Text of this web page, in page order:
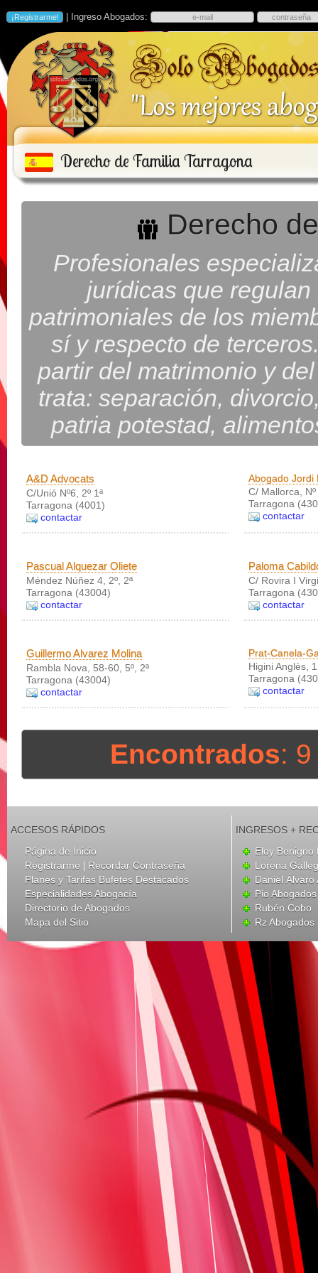
| Ingreso Abogados:
Derecho de Familia Tarragona
Derecho
Profesionales
jurídicas que
patrimoniales de los
sí y respecto de
partir del matrimonio y
trata: separación,
patria potestad,
A&D Advocats
C/Unió Nº6, 2º 1ª
Tarragona (4001)
contactar
Abogado Jordi
C/ Mallorca,
Tarragona
contactar
Pascual Alquezar Oliete
Méndez Núñez 4, 2º, 2ª
Tarragona (43004)
contactar
Paloma
C/ Rovira I
Tarragona
contactar
Guillermo Alvarez Molina
Rambla Nova, 58-60, 5º, 2ª
Tarragona (43004)
contactar
Prat-Canela-
Higini Anglès,
Tarragona
contactar
Encontrados:
ACCESOS RÁPIDOS
Página de Inicio
Registrarme | Recordar Contraseña
Planes y Tarifas Bufetes Destacados
Especialidades Abogacía
Directorio de Abogados
Mapa del Sitio
INGRESOS +
Eloy Benigno
Lorena
Daniel Álvaro
Pio
Rubén Cobo
Rz Abogados